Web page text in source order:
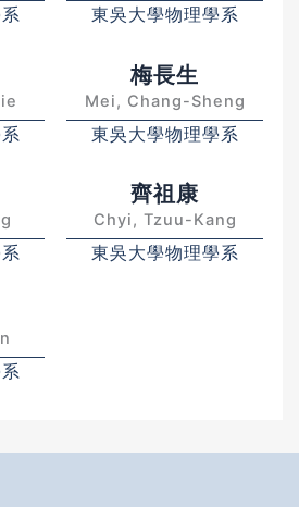
東吳大學物理學系
梅長生
Mei, Chang-Sheng
東吳大學物理學系
齊祖康
Chyi, Tzuu-Kang
東吳大學物理學系